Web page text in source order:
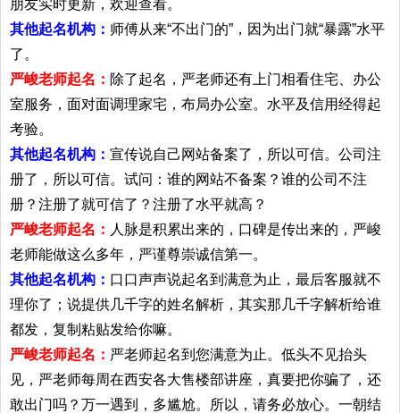
朋友实时更新，欢迎查看。
其他起名机构： 师傅从来“不出门的”，因为出门就“暴露”水平
了。
严峻老师起名： 除了起名，严老师还有上门相看住宅、办公
室服务，面对面调理家宅，布局办公室。水平及信用经得起
考验。
其他起名机构： 宣传说自己网站备案了，所以可信。公司注
册了，所以可信。试问：谁的网站不备案？谁的公司不注
册？注册了就可信了？注册了水平就高？
严峻老师起名： 人脉是积累出来的，口碑是传出来的，严峻
老师能做这么多年，严谨尊崇诚信第一。
其他起名机构： 口口声声说起名到满意为止，最后客服就不
理你了；说提供几千字的姓名解析，其实那几千字解析给谁
都发，复制粘贴发给你嘛。
严峻老师起名： 严老师起名到您满意为止。低头不见抬头
见，严老师每周在西安各大售楼部讲座，真要把你骗了，还
敢出门吗？万一遇到，多尴尬。所以，请务必放心。一朝结